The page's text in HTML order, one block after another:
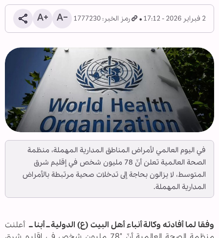
2 فبراير 2026 - 17:12 رمز الخبر: 1777230
في اليوم العالمي لأمراض المناطق المدارية المهملة، منظمة
الصحة العالمية تعلن أنّ 78 مليون شخص في إقليم شرق
المتوسط، لا يزالون بحاجة إلى تدخلات صحية مرتبطة بالأمراض
المدارية المهملة.
وفقا لما أفادته وكالة أنباء أهل البيت (ع) الدولية ــ أبنا ــأعلنت